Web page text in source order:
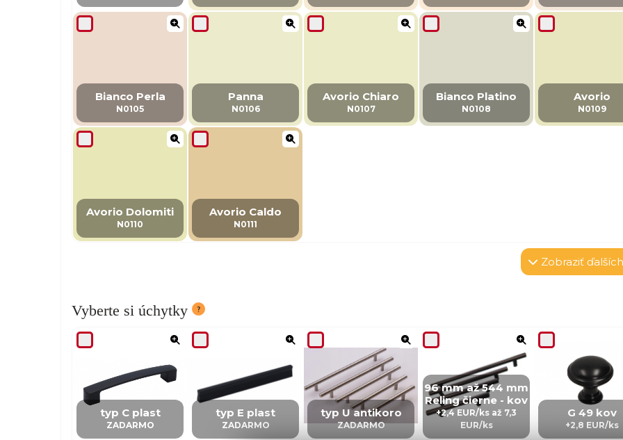
Bianco Perla
N0105
Panna
N0106
Avorio Chiaro
N0107
Bianco Platino
N0108
Avorio
N0109
Avorio Dolomiti
N0110
Avorio Caldo
N0111
Zobraziť
Vyberte si úchytky
typ C plast
ZADARMO
typ E plast
ZADARMO
typ U antikoro
ZADARMO
96 mm až 544 mm
Reling čierne - kov
+2,4 EUR/ks až 7,3
EUR/ks
G 49 kov
+2,8 EUR/ks